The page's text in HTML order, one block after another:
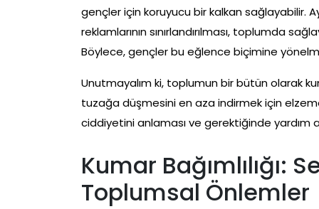
gençler için koruyucu bir kalkan sağlayabilir.
reklamlarının sınırlandırılması, toplumda
Böylece, gençler bu eğlence biçimine
Unutmayalım ki, toplumun bir bütün olarak
tuzağa düşmesini en aza indirmek için
ciddiyetini anlaması ve gerektiğinde yardım
Kumar Bağımlılığı:
Toplumsal Önlemler